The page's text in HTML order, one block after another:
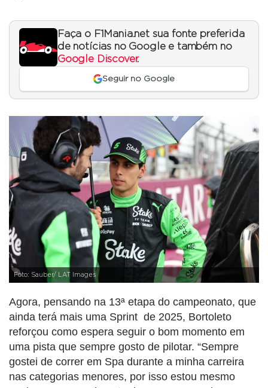
Faça o F1Mania.net sua fonte preferida
de notícias no Google e também no
Google Discover.
Seguir no Google
Foto: Sauber/ LAT Images
Agora, pensando na 13ª etapa do campeonato, que
ainda terá mais uma Sprint de 2025, Bortoleto
reforçou como espera seguir o bom momento em
uma pista que sempre gosto de pilotar. “Sempre
gostei de correr em Spa durante a minha carreira
nas categorias menores, por isso estou mesmo